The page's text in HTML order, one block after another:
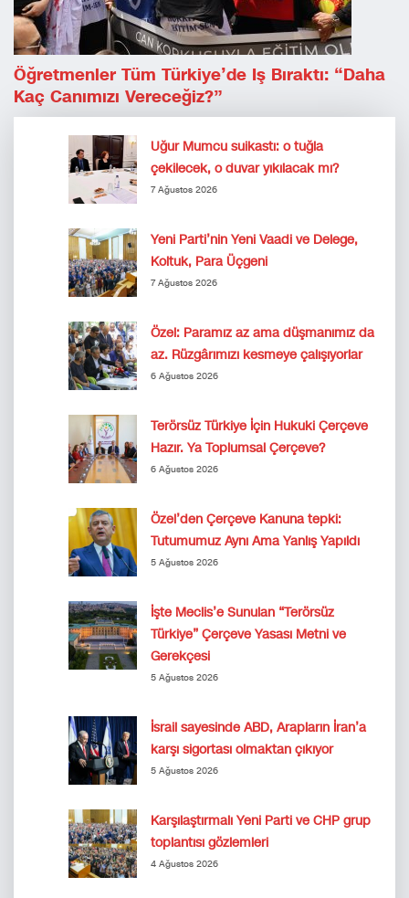
Öğretmenler Tüm Türkiye’de Iş Bıraktı: “Daha
Kaç Canımızı Vereceğiz?”
Uğur Mumcu suikastı: o tuğla
çekilecek, o duvar yıkılacak mı?
7 Ağustos 2026
Yeni Parti’nin Yeni Vaadi ve Delege,
Koltuk, Para Üçgeni
7 Ağustos 2026
Özel: Paramız az ama düşmanımız da
az. Rüzgârımızı kesmeye çalışıyorlar
6 Ağustos 2026
Terörsüz Türkiye İçin Hukuki Çerçeve
Hazır. Ya Toplumsal Çerçeve?
6 Ağustos 2026
Özel’den Çerçeve Kanuna tepki:
Tutumumuz Aynı Ama Yanlış Yapıldı
5 Ağustos 2026
İşte Meclis’e Sunulan “Terörsüz
Türkiye” Çerçeve Yasası Metni ve
Gerekçesi
5 Ağustos 2026
İsrail sayesinde ABD, Arapların İran’a
karşı sigortası olmaktan çıkıyor
5 Ağustos 2026
Karşılaştırmalı Yeni Parti ve CHP grup
toplantısı gözlemleri
4 Ağustos 2026